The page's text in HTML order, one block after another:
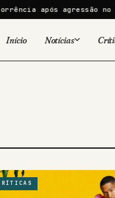
após agressão no
Início Notícias
Quadrinhos
Famosos
Livros
Livros